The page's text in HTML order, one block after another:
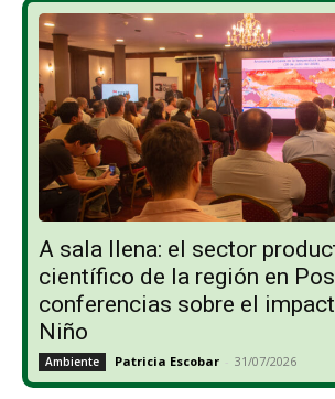
A sala llena: el sector
científico de la región en
conferencias sobre el
Niño
Ambiente Patricia Escobar - 31/07/2026